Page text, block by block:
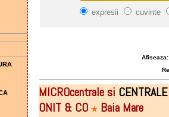
expresii cuvinte
MICROcentrale si CENTRALE
ONIT & CO ★ Baia Mare